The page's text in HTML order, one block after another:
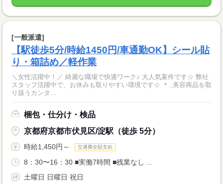
[一般派遣]
【駅徒歩5分/時給1450円/車通勤OK】シール貼
り・箱詰め／軽作業
＼女性活躍中！／ 綺麗な職場で快適ワーク♪ 大人気案件です☆ 弊社
スタッフ活躍中で、お休みも取りやすい環境です☆ ＊.,美容商品を取
り扱うカンタ...
梱包・仕分け・検品
京都府京都市伏見区/淀駅（徒歩 5分）
時給1,450円～ 交通費全額支給
8：30〜16：30 ■実働7時間 ■残業なし ...
土曜日 日曜日 祝日